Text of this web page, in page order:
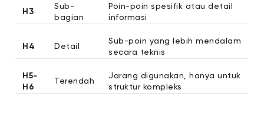
H3
Sub-
bagian
Poin-poin spesifik atau detail
informasi
H4 Detail
Sub-poin yang lebih mendalam
secara teknis
H5-
H6
Terendah
Jarang digunakan, hanya untuk
struktur kompleks